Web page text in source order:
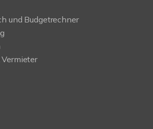
und Budgetrechner